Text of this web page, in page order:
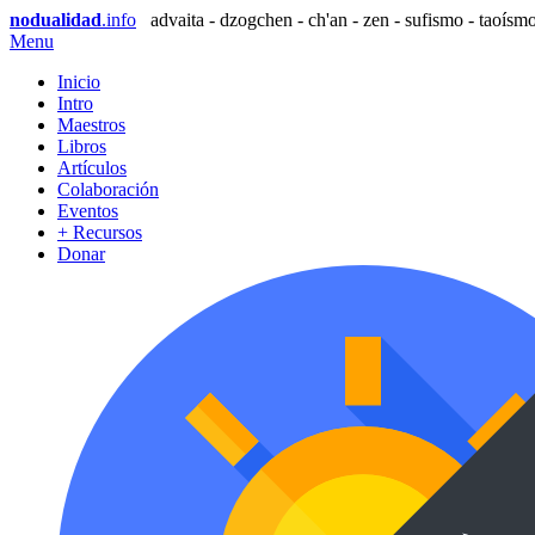
nodualidad.info
advaita - dzogchen - ch'an - zen - sufismo -
Menu
Inicio
Intro
Maestros
Libros
Artículos
Colaboración
Eventos
+ Recursos
Donar